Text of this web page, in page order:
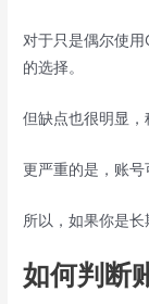
对于只是偶尔使
的选择。
但缺点也很明显，
更严重的是，账号
所以，如果你是长
如何判断